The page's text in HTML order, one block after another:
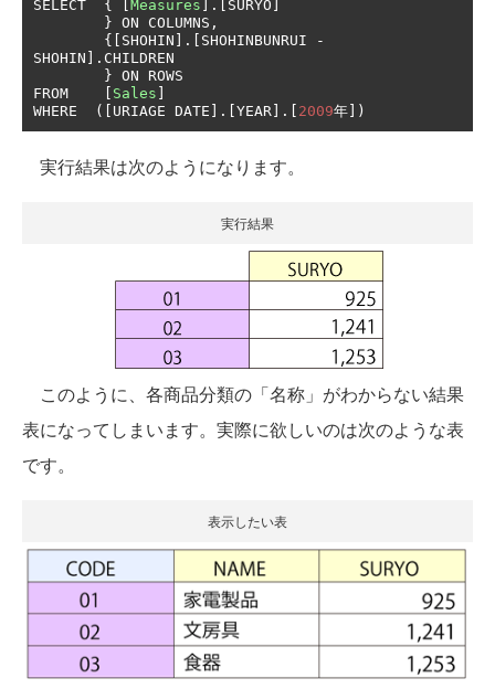
{ Measures ].[ SURYO
} ON COLUMNS ,
{[ SHOHIN ].[ SHOHINBUNRUI
-
SHOHIN ]. CHILDREN
} ON ROWS
Sales
WHERE
([ URIAGE DATE ].[ YEAR ].[ 2009年])
実行結果は次のようになります。
実行結果
このように、各商品分類の「名称」がわからない結果
表になってしまいます。実際に欲しいのは次のような表
です。
表示したい表